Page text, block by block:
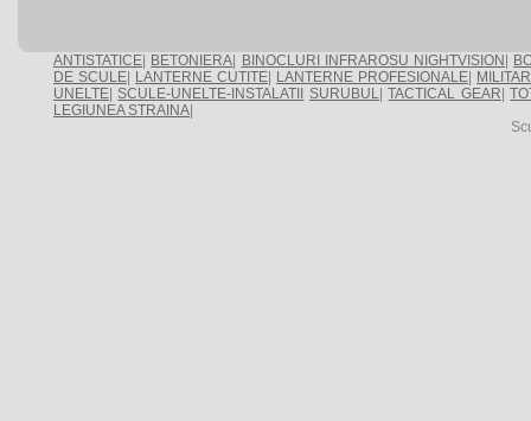
ANTISTATICE BETONIERA BINOCLURI INFRAROSU NIGHTVISION
DE SCULE
LANTERNE CUTITE LANTERNE PROFESIONALE
UNELTE SCULE-UNELTE-INSTALATII SURUBUL|TACTICAL GEAR |
LEGIUNEA STRAINA